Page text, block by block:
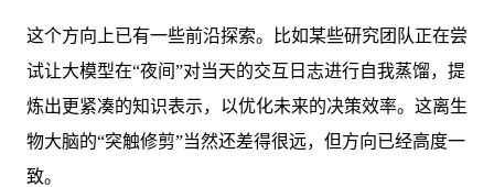
这个方向上已有一些前沿探索。比如某些研究团队正在尝
试让大模型在“夜间”对当天的交互日志进行自我蒸馏，提
炼出更紧凑的知识表示，以优化未来的决策效率。这离生
物大脑的“突触修剪”当然还差得很远，但方向已经高度一
致。